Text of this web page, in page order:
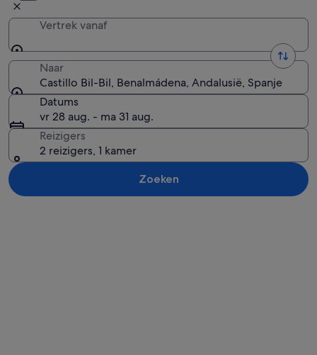
Vertrek vanaf
Naar
Castillo Bil-Bil, Benalmádena, Andalusië, Spanje
Datums
vr 28 aug. - ma 31 aug.
Reizigers
2 reizigers, 1 kamer
Zoeken